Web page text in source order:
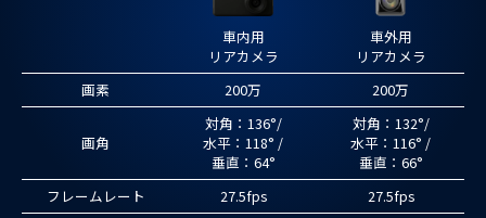
車内用
リアカメラ
車外用
リアカメラ
画素
200万 200万
画角
対角：136°/
水平：118° /
垂直：64°
対角：132°/
水平：116° /
垂直：66°
フレームレート
27.5fps
27.5fps